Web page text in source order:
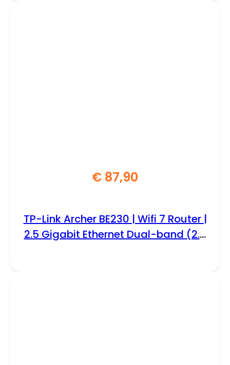
€ 87,90
TP-Link Archer BE230 | Wifi 7 Router |
2.5 Gigabit Ethernet Dual-band (2.4